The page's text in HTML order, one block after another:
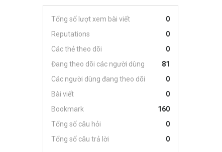
Tổng số lượt xem bài viết
0
Reputations
0
Các thẻ theo dõi
0
Đang theo dõi các người dùng
81
Các người dùng đang theo dõi
0
Bài viết
0
Bookmark
160
Tổng số câu hỏi
0
Tổng số câu trả lời
0